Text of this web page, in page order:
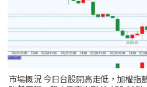
市場概況 今日台股開高走低，加權指